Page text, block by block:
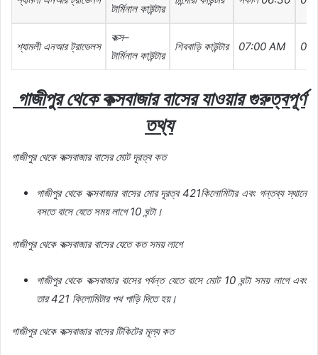
টার্মিনাল কাউন্টার
শ্যামলী এনআর ট্রাভেলস
কক্স–
টার্মিনাল কাউন্টার
শিববাড়ি কাউন্টার 07:00 AM
গাজীপুর থেকে কক্সবাজার বাসের যাওয়ার গুরুত্বপূর্ণ
তথ্য
গাজীপুর থেকে কক্সবাজার বাসের মোট দূরত্ব কত
গাজীপুর থেকে কক্সবাজার বাসের মোর দূরত্ব421কিলোমিটার এবং গন্তব্য স্থানে
বসতে বাসে যেতে সময় লাগে 10 ঘন্টা।
গাজীপুর থেকে কক্সবাজার বাসের যেতে কত সময় লাগে
গাজীপুর থেকে কক্সবাজার বাসের পর্যন্ত যেতে বাসে মোট 10 ঘন্টা সময় লাগে এবং
তার 421 কিলোমিটার পথ পাড়ি দিতে হয়।
গাজীপুর থেকে কক্সবাজার বাসের টিকিটের মূল্য কত